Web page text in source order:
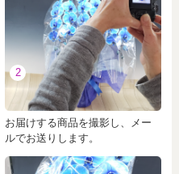
2
お届けする商品を撮影し、メー
ルでお送りします。